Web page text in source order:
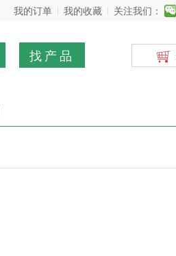
我的订单 我的收藏 关注我们：
找产品